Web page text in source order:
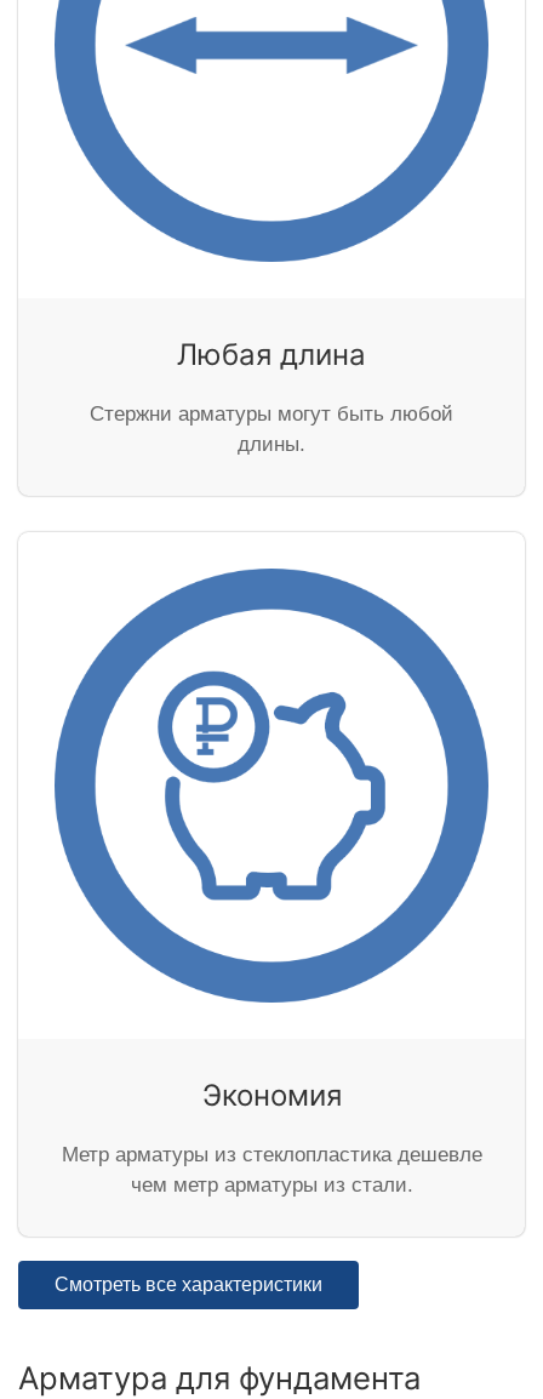
Любая длина
Стержни арматуры могут быть любой
длины.
Экономия
Метр арматуры из стеклопластика дешевле
чем метр арматуры из стали.
Смотреть все характеристики
Арматура для фундамента